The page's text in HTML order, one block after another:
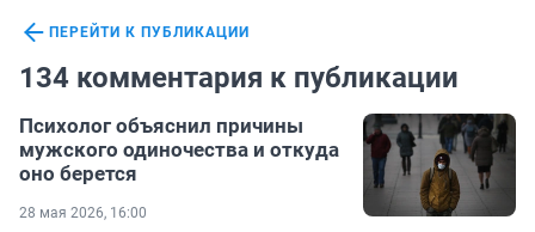
ПЕРЕЙТИ К ПУБЛИКАЦИИ
134 комментария к публикации
Психолог объяснил причины
мужского одиночества и откуда
оно берется
28 мая 2026, 16:00